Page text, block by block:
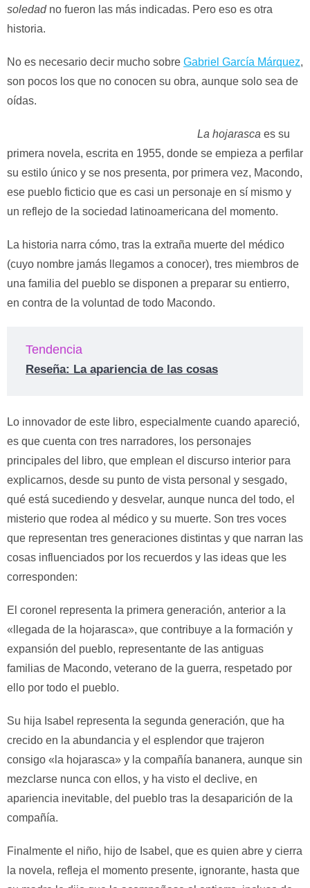
soledadno fueron las más indicadas. Pero eso es otra
historia.
No es necesario decir mucho sobre Gabriel García Márquez,
son pocos los que no conocen su obra, aunque solo sea de
oídas.
La hojarasca es su
primera novela, escrita en 1955, donde se empieza a perfilar
su estilo único y se nos presenta, por primera vez, Macondo,
ese pueblo ficticio que es casi un personaje en sí mismo y
un reflejo de la sociedad latinoamericana del momento.
La historia narra cómo, tras la extraña muerte del médico
(cuyo nombre jamás llegamos a conocer), tres miembros de
una familia del pueblo se disponen a preparar su entierro,
en contra de la voluntad de todo Macondo.
Tendencia
Reseña: La apariencia de las cosas
Lo innovador de este libro, especialmente cuando apareció,
es que cuenta con tres narradores, los personajes
principales del libro, que emplean el discurso interior para
explicarnos, desde su punto de vista personal y sesgado,
qué está sucediendo y desvelar, aunque nunca del todo, el
misterio que rodea al médico y su muerte. Son tres voces
que representan tres generaciones distintas y que narran las
cosas influenciados por los recuerdos y las ideas que les
corresponden:
El coronel representa la primera generación, anterior a la
«llegada de la hojarasca», que contribuye a la formación y
expansión del pueblo, representante de las antiguas
familias de Macondo, veterano de la guerra, respetado por
ello por todo el pueblo.
Su hija Isabel representa la segunda generación, que ha
crecido en la abundancia y el esplendor que trajeron
consigo «la hojarasca» y la compañía bananera, aunque sin
mezclarse nunca con ellos, y ha visto el declive, en
apariencia inevitable, del pueblo tras la desaparición de la
compañía.
Finalmente el niño, hijo de Isabel, que es quien abre y cierra
la novela, refleja el momento presente, ignorante, hasta que